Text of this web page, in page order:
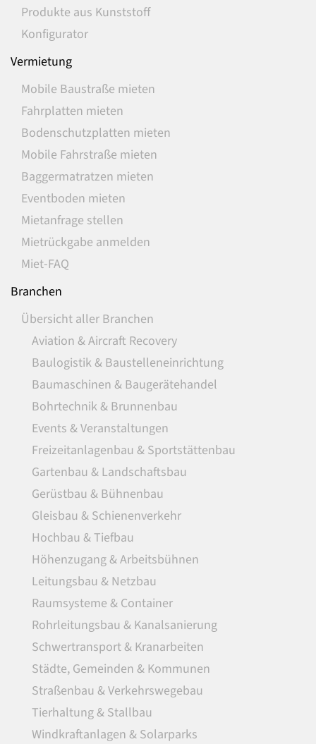
Produkte aus Kunststoff
Konfigurator
Vermietung
Mobile Baustraße mieten
Fahrplatten mieten
Bodenschutzplatten mieten
Mobile Fahrstraße mieten
Baggermatratzen mieten
Eventboden mieten
Mietanfrage stellen
Mietrückgabe anmelden
Miet-FAQ
Branchen
Übersicht aller Branchen
Aviation & Aircraft Recovery
Baulogistik & Baustelleneinrichtung
Baumaschinen & Baugerätehandel
Bohrtechnik & Brunnenbau
Events & Veranstaltungen
Freizeitanlagenbau & Sportstättenbau
Gartenbau & Landschaftsbau
Gerüstbau & Bühnenbau
Gleisbau & Schienenverkehr
Hochbau & Tiefbau
Höhenzugang & Arbeitsbühnen
Leitungsbau & Netzbau
Raumsysteme & Container
Rohrleitungsbau & Kanalsanierung
Schwertransport & Kranarbeiten
Städte, Gemeinden & Kommunen
Straßenbau & Verkehrswegebau
Tierhaltung & Stallbau
Windkraftanlagen & Solarparks